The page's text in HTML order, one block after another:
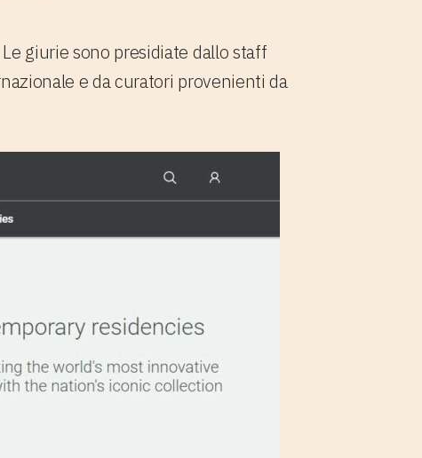
giurie sono presidiate dallo staff
e da curatori provenienti da